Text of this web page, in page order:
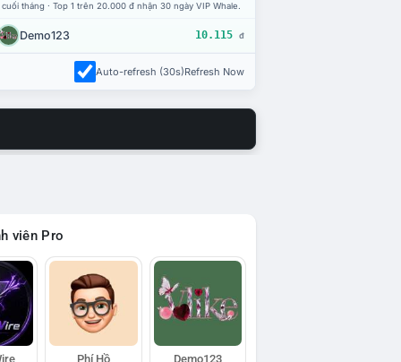
tháng · Top 1 trên 20.000 đ nhận 30 ngày VIP Whale.
Demo123 10.115 đ
Auto-refresh (30s)Refresh Now
viên Pro
Phí Hồ Demo123